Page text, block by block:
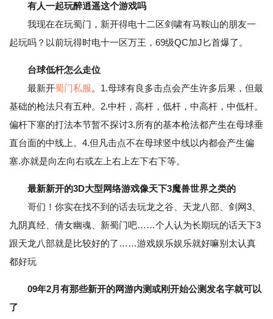
有人一起玩醉逍遥这个游戏吗
我现在在玩蜀门，新开得电十二区剑啸有马鞍山的朋友一
起玩吗？以前玩得时电十一区万王，69级QC加J匕首爆了。
台球低杆怎么走位
最新开蜀门私服。1.母球有良多击点会产生许多后果，但最
基础的枪法只有五种。2.中杆，高杆，低杆，中高杆，中低杆。
偏杆下塞的打法本节暂不探讨3.所有的基本枪法都产生在母球垂
直台面的中线上。4.但凡击点不在母球竖中线以内都会产生偏
塞.亦就是向左向右或左上右上左下右下等。
最新新开的3D大型网络游戏像天下3魔兽世界之类的
哥们！你实在找不到的话去玩龙之谷、天龙八部、剑网3、
九阴真经、倩女幽魂、新蜀门吧……个人认为长期玩的话天下3
跟天龙八部就是比较好的了……游戏娱乐娱乐就好嘛别太认真
都好玩
09年2月有那些新开的网游内测或刚开始公测发名字就可以
了